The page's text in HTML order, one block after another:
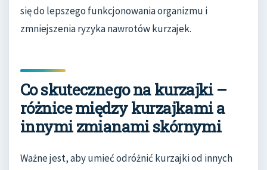
się do lepszego funkcjonowania organizmu i
zmniejszenia ryzyka nawrotów kurzajek.
Co skutecznego na kurzajki –
różnice między kurzajkami a
innymi zmianami skórnymi
Ważne jest, aby umieć odróżnić kurzajki od innych